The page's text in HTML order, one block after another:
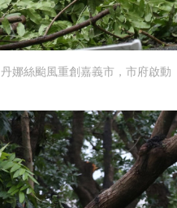
丹娜絲颱風重創嘉義市，市府啟